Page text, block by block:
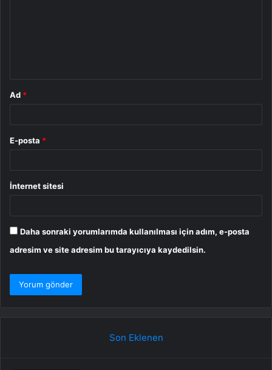
Ad *
E-posta *
İnternet sitesi
Daha sonraki yorumlarımda kullanılması için adım, e-posta
adresim ve site adresim bu tarayıcıya kaydedilsin.
Son Eklenen